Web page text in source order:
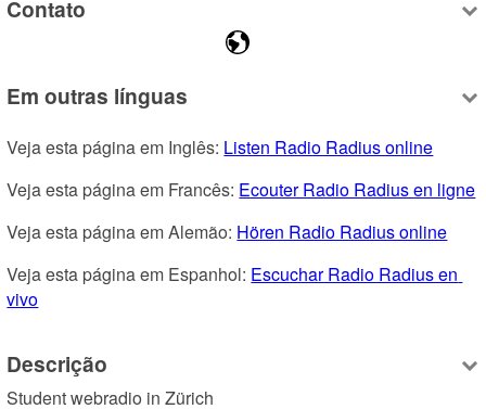
Contato
Em outras línguas
Veja esta página em Inglês: Listen Radio Radius online
Veja esta página em Francês: Ecouter Radio Radius en ligne
Veja esta página em Alemão: Hören Radio Radius online
Veja esta página em Espanhol: Escuchar Radio Radius en
vivo
Descrição
Student webradio in Zürich